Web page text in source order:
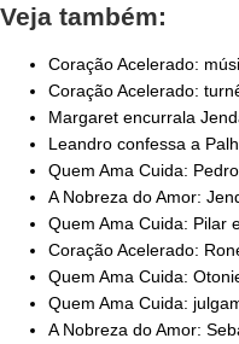
Veja também:
Coração Acelerado:
Coração Acelerado:
Margaret encurrala
Leandro confessa a
Quem Ama Cuida:
A Nobreza do Amor:
Quem Ama Cuida: Pilar
Coração Acelerado:
Quem Ama Cuida:
Quem Ama Cuida:
A Nobreza do Amor: